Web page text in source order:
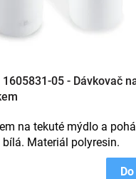
05 - Dávkovač
na tekuté mýdlo a
bílá. Materiál polyresin.